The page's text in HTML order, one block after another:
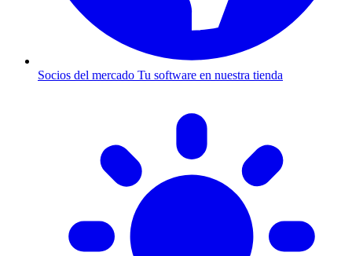
Socios del mercado Tu software en nuestra tienda